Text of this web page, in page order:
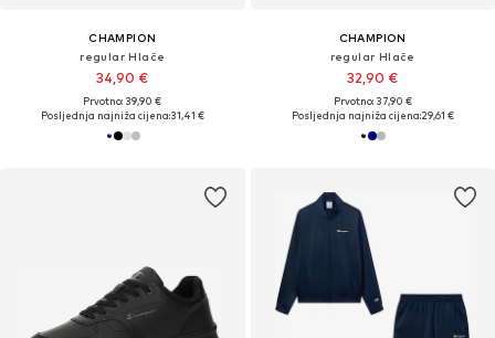
CHAMPION
regular Hlače
34,90 €
Prvotno: 39,90 €
Posljednja najniža cijena:31,41 €
CHAMPION
regular Hlače
32,90 €
Prvotno: 37,90 €
Posljednja najniža cijena:29,61 €